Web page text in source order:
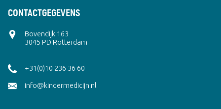
CONTACTGEGEVENS
Bovendijk 163
3045 PD Rotterdam
+31(0)10 236 36 60
info@kindermedicijn.nl